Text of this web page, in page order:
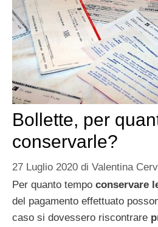
Bollette, per
conservarle?
27 Luglio 2020 di Valentina
Per quanto tempo conservare
del pagamento effettuato
caso si dovessero riscontrare